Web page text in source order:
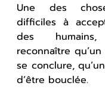
Une des
difficiles à
des
reconnaître
se conclure,
d’être bouclée.